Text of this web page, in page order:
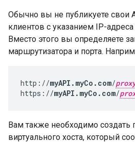
Обычно вы не публикуете свои
клиентов с указанием IP-
Вместо этого вы определяете
маршрутизатора и порта.
http://myAPI.myCo.com/
https://myAPI.myCo.com/
Вам также необходимо создать
виртуального хоста, который